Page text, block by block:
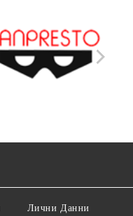
Лични Данни